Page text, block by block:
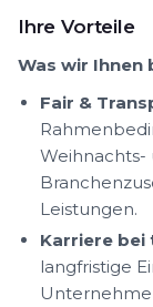
Ihre Vorteile
Was wir Ihnen
Fair &
Weihnachts-
Leistungen.
Karriere bei
langfristige